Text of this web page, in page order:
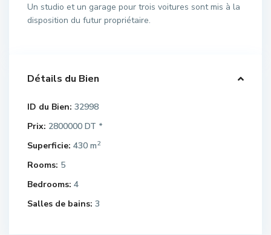
Un studio et un garage pour trois voitures sont mis à la
disposition du futur propriétaire.
Détails du Bien
ID du Bien: 32998
Prix: 2800000 DT *
Superficie: 430 m2
Rooms: 5
Bedrooms: 4
Salles de bains: 3